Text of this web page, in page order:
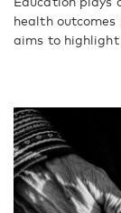
health
aims to highlight